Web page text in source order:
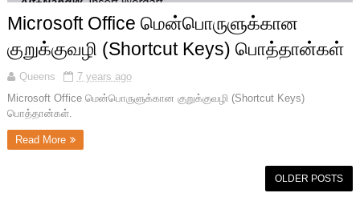
Microsoft Office மென்பொருளுக்கான
குறுக்குவழி (Shortcut Keys) பொத்தான்கள்
Queens
7 years ago
Microsoft Office மென்பொருளுக்கான குறுக்குவழி (Shortcut Keys)
பொத்தான்கள்.
Read More
OLDER POSTS